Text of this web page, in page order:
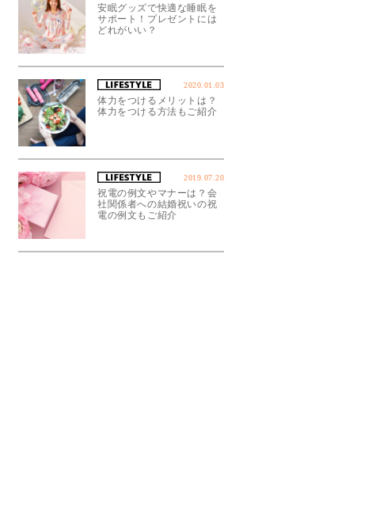
安眠グッズで快適な睡眠を
サポート！プレゼントには
どれがいい？
2020.01.03
体力をつけるメリットは？
体力をつける方法もご紹介
2019.07.20
祝電の例文やマナーは？会
社関係者への結婚祝いの祝
電の例文もご紹介